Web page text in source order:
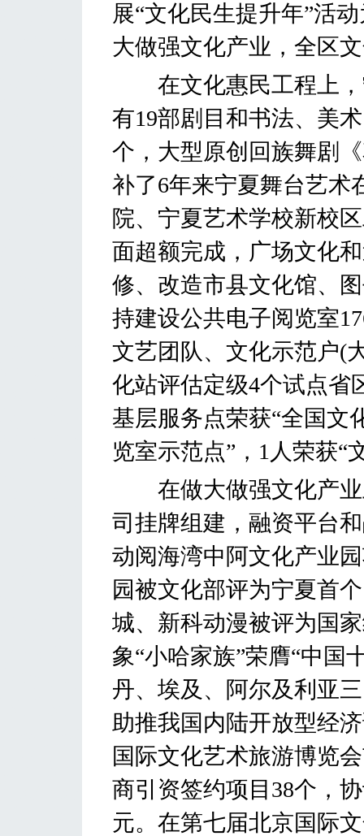
展“文化民生提升年”活
大做强文化产业，全区
在文化惠民工程上，
有19部剧目和书法、美
个，大型原创回族舞剧
补了6年来宁夏舞台艺术
院、宁夏艺术学校新校
面超额完成，广场文化
修、改造市县文化馆、
持建设公共电子阅览室
文艺团队、文化示范户(
化站评估定级4个试点省
基层服务点荣获“全国文
览室示范点”，1人荣获“
在做大做强文化产业
司挂牌组建，融资平台
动阅海湾中阿文化产业
园被文化部评为宁夏首
城、新科动漫被评为国
象“小哈家族”荣膺“中国
丹、埃及、阿尔及利亚
助推我国内陆开放型经
国际文化艺术旅游博览
商引资签约项目38个，
元。在第七届北京国际